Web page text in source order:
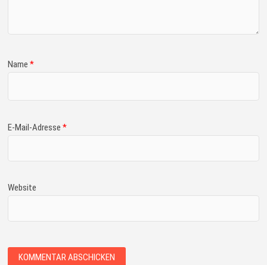
Name*
E-Mail-Adresse*
Website